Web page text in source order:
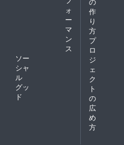
ォ
ー
マ
ン
ス
ソー
シャ
ル
グッ
ド
作
り
方
プ
ロ
ジ
ェ
ク
ト
の
広
め
方